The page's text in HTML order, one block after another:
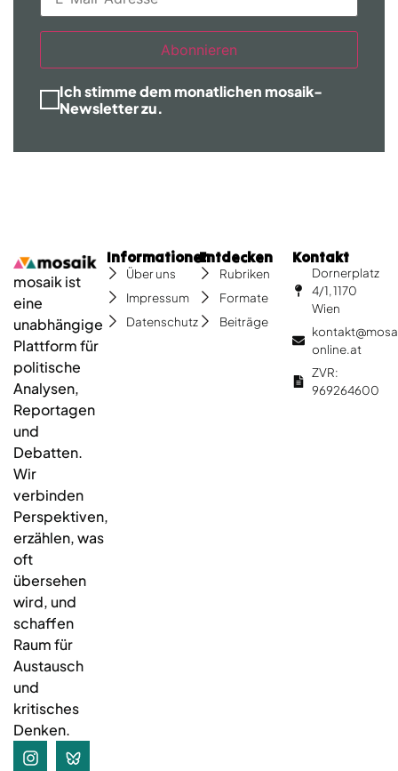
Abonnieren
Ich stimme dem monatlichen mosaik-
Newsletter zu.
mosaik ist
eine
unabhängige
Plattform für
politische
Analysen,
Reportagen
und
Debatten.
Wir
verbinden
Perspektiven,
erzählen, was
oft
übersehen
wird, und
schaffen
Raum für
Austausch
und
kritisches
Denken.
Informationen
Über uns
Impressum
Datenschutz
Entdecken
Rubriken
Formate
Beiträge
Kontakt
Dornerplatz
4/1, 1170
Wien
online.at
ZVR:
969264600